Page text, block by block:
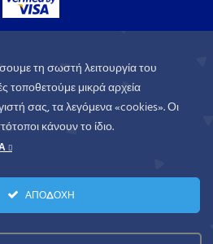
© 2026. All rights
Όροι Χρήσης
τη σωστή λειτουργία του
τοποθετούμε μικρά αρχεία
σας, τα λεγόμενα «cookies». Οι
κάνουν το ίδιο.
ΑΠΟΔΟΧΗ